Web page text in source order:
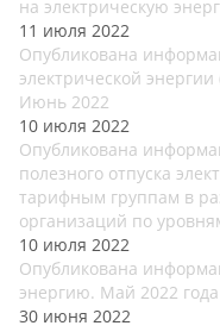
на электрическую
11 июля 2022
Опубликована
электрической
Июнь 2022
10 июля 2022
Опубликована
полезного отпуска
тарифным группам в
организаций по
10 июля 2022
Опубликована
энергию. Май 2022 года
30 июня 2022